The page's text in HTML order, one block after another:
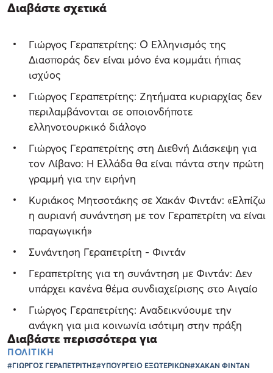
Διαβάστε σχετικά
Γιώργος Γεραπετρίτης: Ο Ελληνισμός της
Διασποράς δεν είναι μόνο ένα κομμάτι ήπιας
ισχύος
Γιώργος Γεραπετρίτης: Ζητήματα κυριαρχίας δεν
περιλαμβάνονται σε οποιονδήποτε
ελληνοτουρκικό διάλογο
Γιώργος Γεραπετρίτης στη Διεθνή Διάσκεψη για
τον Λίβανο: Η Ελλάδα θα είναι πάντα στην πρώτη
γραμμή για την ειρήνη
Κυριάκος Μητσοτάκης σε Χακάν Φιντάν: «Ελπίζω
η αυριανή συνάντηση με τον Γεραπετρίτη να είναι
παραγωγική»
Συνάντηση Γεραπετρίτη - Φιντάν
Γεραπετρίτης για τη συνάντηση με Φιντάν: Δεν
υπάρχει κανένα θέμα συνδιαχείρισης στο Αιγαίο
Γιώργος Γεραπετρίτης: Αναδεικνύουμε την
ανάγκη για μια κοινωνία ισότιμη στην πράξη
Διαβάστε περισσότερα για
ΠΟΛΙΤΙΚΗ
#ΓΙΩΡΓΟΣ ΓΕΡΑΠΕΤΡΙΤΗΣ#ΥΠΟΥΡΓΕΙΟ ΕΞΩΤΕΡΙΚΩΝ#ΧΑΚΑΝ ΦΙΝΤΑΝ